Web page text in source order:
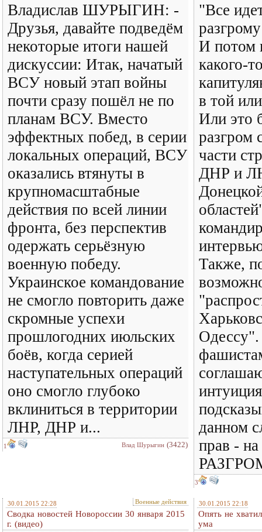
Владислав ШУРЫГИН: -
Друзья, давайте подведём
некоторые итоги нашей
дискуссии: Итак, начатый
ВСУ новый этап войны
почти сразу пошёл не по
планам ВСУ. Вместо
эффектных побед, в серии
локальных операций, ВСУ
оказались втянуты в
крупномасштабные
действия по всей линии
фронта, без перспектив
одержать серьёзную
военную победу.
Украинское командование
не смогло повторить даже
скромные успехи
прошлогодних июльских
боёв, когда серией
наступательных операций
оно смогло глубоко
вклиниться в территории
ЛНР, ДНР и...
1 Влад Шурыгин (3422)
"Все
И потом
какого-
в той
Или это
разгром
части
ДНР и
Также,
данном
прав - на
3
30.01.2015 22:28 Военные действия
Сводка новостей Новороссии 30 января 2015
г. (видео)
30.01.2015 22:18
Опять не
ума